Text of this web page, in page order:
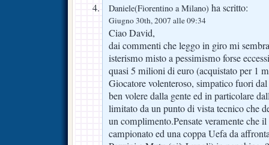
Daniele(Fiorentino a Milano) ha scritto:
Giugno 30th, 2007 alle 09:34
Ciao David,
dai commenti che leggo in giro mi
isterismo misto a pessimismo forse
quasi 5 milioni di euro (acquistato per 1
Giocatore volenteroso, simpatico fuori
ben volere dalla gente ed in particolare
limitato da un punto di vista tecnico che
un complimento.Pensate veramente che
campionato ed una coppa Uefa da